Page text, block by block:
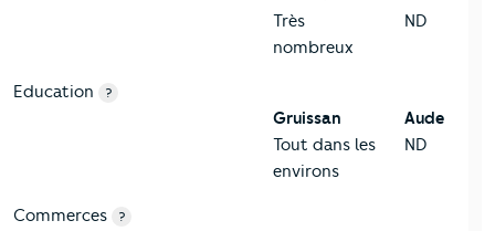
Très
nombreux
ND
Education ?
Gruissan
Tout dans les
environs
Aude
ND
Commerces ?